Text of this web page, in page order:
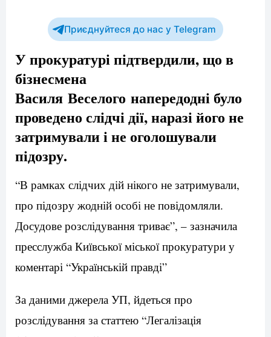
Приєднуйтеся до нас у Telegram
У прокуратурі підтвердили, що в
бізнесмена
Василя Веселого напередодні було
проведено слідчі дії, наразі його не
затримували і не оголошували
підозру.
“В рамках слідчих дій нікого не затримували,
про підозру жодній особі не повідомляли.
Досудове розслідування триває”, – зазначила
пресслужба Київської міської прокуратури у
коментарі “Українській правді”
За даними джерела УП, йдеться про
розслідування за статтею “Легалізація